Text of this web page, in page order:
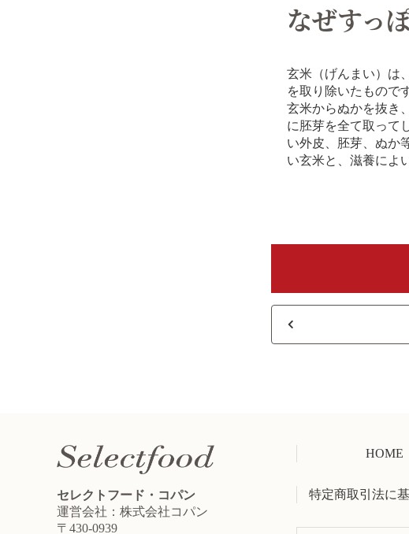
なぜすっ
玄米（げんまい）は
を取り除いたもので
玄米からぬかを抜き
に胚芽を全て取って
い外皮、胚芽、ぬか
い玄米と、滋養によ
セレクトフード・コパン
運営会社：株式会社コパン
〒430-0939
HOME
特定商取引法に